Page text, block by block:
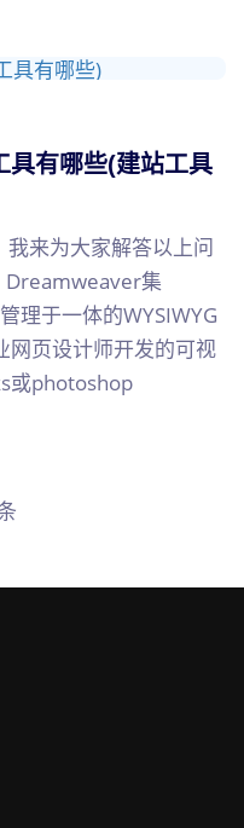
具有哪些(建站工具
来为大家解答以上问
Dreamweaver集
理于一体的WYSIWYG
页设计师开发的可视
或photoshop